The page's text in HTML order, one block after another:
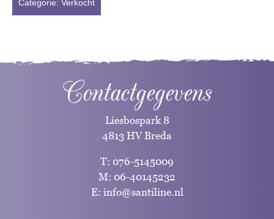
Categorie: Verkocht
Contactgegevens
Liesbospark 8
4813 HV Breda
T: 076-5145009
M: 06-40145232
E: info@santiline.nl